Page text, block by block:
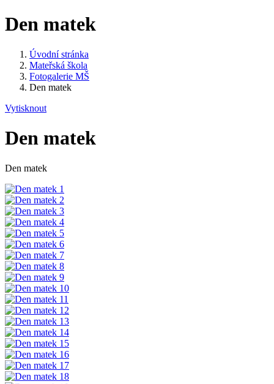
Den matek
Úvodní stránka
Mateřská škola
Fotogalerie MŠ
Den matek
Vytisknout
Den matek
Den matek